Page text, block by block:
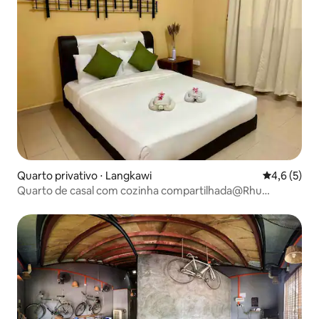
Quarto privativo ⋅ Langkawi 4,6 de
4,6 (5)
Quarto de casal com cozinha compartilhada@Rhu